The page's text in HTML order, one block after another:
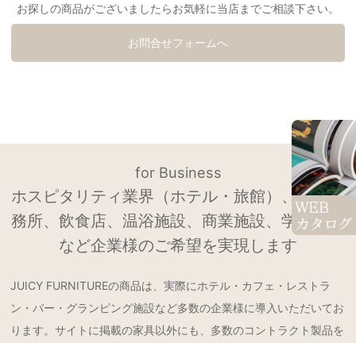
お探しの商品がございましたらお気軽に当店までご相談下さい。
お問合せフォームへ
for Business
ホスピタリティ業界（ホテル・旅館）、設計事
務所、飲食店、温浴施設、商業施設、学校法人
など企業様のご希望を実現します
JUICY FURNITUREの商品は、実際にホテル・カフェ・レストラ
ン・バー・グランピング施設など多数の企業様に導入いただいてお
ります。サイトに掲載の家具以外にも、多数のコントラクト製品を